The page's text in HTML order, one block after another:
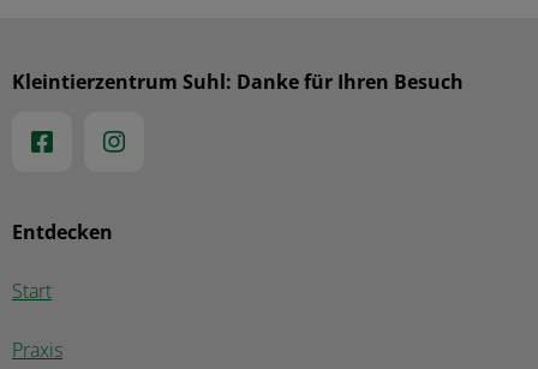
Entdecken
Start
Praxis
Kleintierzentrum Suhl: Danke für Ihren Besuch